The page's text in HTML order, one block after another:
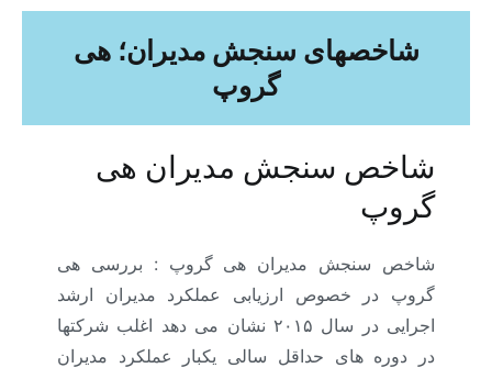
شاخصهای سنجش مدیران؛ هی
گروپ
شاخص سنجش مدیران هی
گروپ
شاخص سنجش مدیران هی گروپ : بررسی هی
گروپ در خصوص ارزیابی عملکرد مدیران ارشد
اجرایی در سال ۲۰۱۵ نشان می دهد
اغلب شرکتها
در دوره های حداقل سالی یکبار عملکرد مدیران